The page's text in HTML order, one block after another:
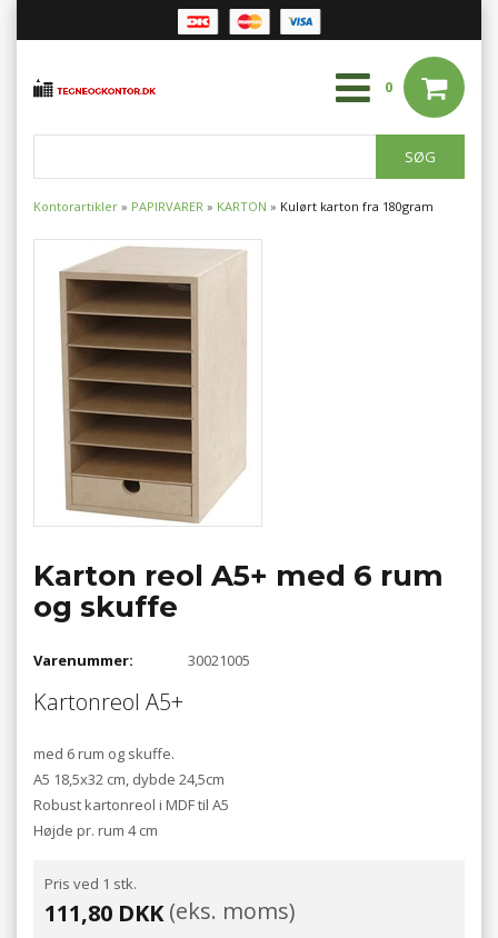
0
Kontorartikler » PAPIRVARER » KARTON » Kulørt karton fra 180gram
Karton reol A5+ med 6 rum
og skuffe
Varenummer: 30021005
Kartonreol A5+
med 6 rum og skuffe.
A5 18,5x32 cm, dybde 24,5cm
Robust kartonreol i MDF til A5
Højde pr. rum 4 cm
Pris ved 1 stk.
111,80 DKK(eks. moms)